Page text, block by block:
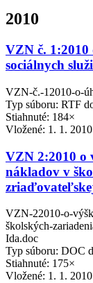
2010
VZN č. 1:2010
sociálnych
VZN-č.-12010-o-
Typ súboru: RTF
Stiahnuté: 184×
Vložené: 1. 1. 2010
VZN 2:2010 o
nákladov v
VZN-22010-o-
školských-
Ida.doc
Typ súboru: DOC
Stiahnuté: 175×
Vložené: 1. 1. 2010